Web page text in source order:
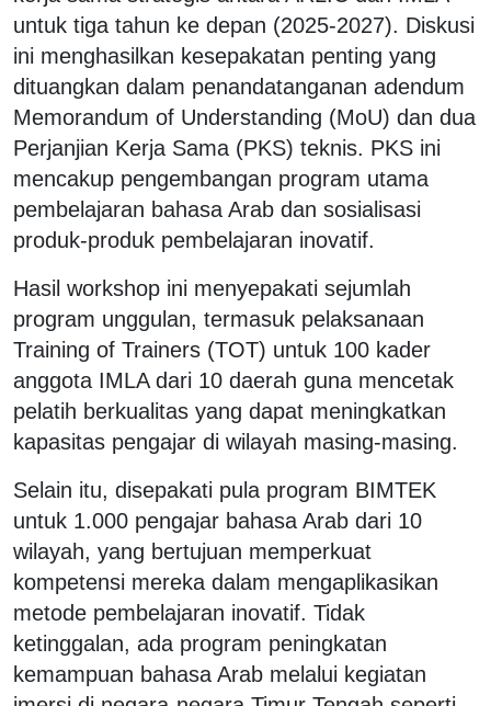
untuk tiga tahun ke depan (2025-2027). Diskusi
ini menghasilkan kesepakatan penting yang
dituangkan dalam penandatanganan adendum
Memorandum of Understanding (MoU) dan dua
Perjanjian Kerja Sama (PKS) teknis. PKS ini
mencakup pengembangan program utama
pembelajaran bahasa Arab dan sosialisasi
produk-produk pembelajaran inovatif.
Hasil workshop ini menyepakati sejumlah
program unggulan, termasuk pelaksanaan
Training of Trainers (TOT) untuk 100 kader
anggota IMLA dari 10 daerah guna mencetak
pelatih berkualitas yang dapat meningkatkan
kapasitas pengajar di wilayah masing-masing.
Selain itu, disepakati pula program BIMTEK
untuk 1.000 pengajar bahasa Arab dari 10
wilayah, yang bertujuan memperkuat
kompetensi mereka dalam mengaplikasikan
metode pembelajaran inovatif. Tidak
ketinggalan, ada program peningkatan
kemampuan bahasa Arab melalui kegiatan